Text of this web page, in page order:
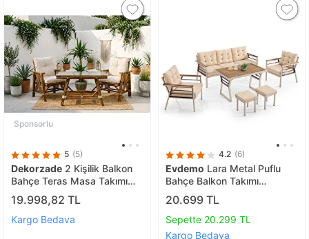
Sponsorlu
5 (5)
Dekorzade 2 Kişilik Balkon
Bahçe Teras Masa Takımı
Oturma Grubu 2 Kişilik Bistro
Set
19.998,82 TL
Kargo Bedava
4.2 (6)
Evdemo Lara Metal Puflu
Bahçe Balkon Takımı
3+1+1+ahşap Masa
Cappuccino
20.699 TL
Sepette 20.299 TL
Kargo Bedava